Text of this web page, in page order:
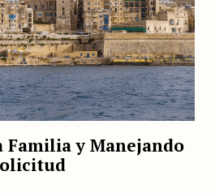
y Manejando